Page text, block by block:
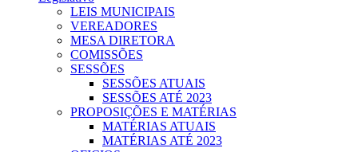
LEIS MUNICIPAIS
VEREADORES
MESA DIRETORA
COMISSÕES
SESSÕES
SESSÕES ATUAIS
SESSÕES ATÉ 2023
PROPOSIÇÕES E MATÉRIAS
MATÉRIAS ATUAIS
MATÉRIAS ATÉ 2023